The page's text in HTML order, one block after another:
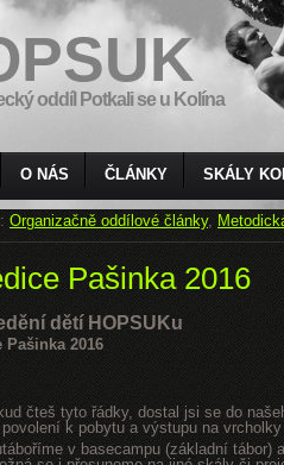
oddíl Potkali se u Kolína
O NÁS ČLÁNKY SKÁLY
Organizačně oddílové články,
Pašinka 2016
dětí HOPSUKu
Pašinka 2016
čteš tyto řádky, dostal jsi se do
k pobytu a výstupu na vrcholky
v basecampu (základní